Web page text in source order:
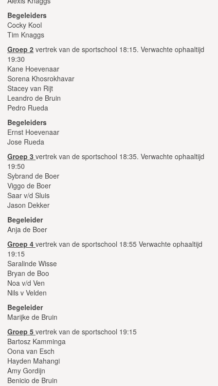
Begeleiders
Cocky Kool
Tim Knaggs
Groep 2 vertrek van de sportschool 18:15. Verwachte ophaaltijd
19:30
Kane Hoevenaar
Sorena Khosrokhavar
Stacey van Rijt
Leandro de Bruin
Pedro Rueda
Begeleiders
Ernst Hoevenaar
Jose Rueda
Groep 3 vertrek van de sportschool 18:35. Verwachte ophaaltijd
19:50
Sybrand de Boer
Viggo de Boer
Saar v/d Sluis
Jason Dekker
Begeleider
Anja de Boer
Groep 4 vertrek van de sportschool 18:55 Verwachte ophaaltijd
19:15
Saralinde Wisse
Bryan de Boo
Noa v/d Ven
Nils v Velden
Begeleider
Marijke de Bruin
Groep 5 vertrek van de sportschool 19:15
Bartosz Kamminga
Oona van Esch
Hayden Mahangi
Amy Gordijn
Benicio de Bruin